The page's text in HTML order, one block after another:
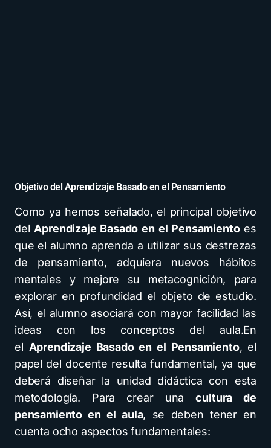
Objetivo del Aprendizaje Basado en el Pensamiento
Como ya hemos señalado, el principal objetivo
del Aprendizaje Basado en el Pensamientoes
que el alumno aprenda a utilizar sus destrezas
de pensamiento, adquiera nuevos hábitos
mentales y mejore su metacognición, para
explorar en profundidad el objeto de estudio.
Así, el alumno asociará con mayor facilidad las
ideas con los conceptos del aula.En
el Aprendizaje Basado en el Pensamiento, el
papel del docente resulta fundamental, ya que
deberá diseñar la unidad didáctica con esta
metodología. Para crear unacultura de
pensamiento en el aula, se deben tener en
cuenta ocho aspectos fundamentales: